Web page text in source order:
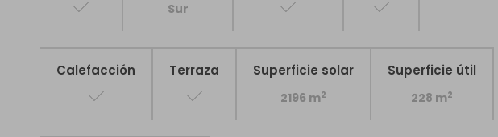
Sur
Calefacción Terraza Superficie solar
2196 m2
Superficie útil
228 m2